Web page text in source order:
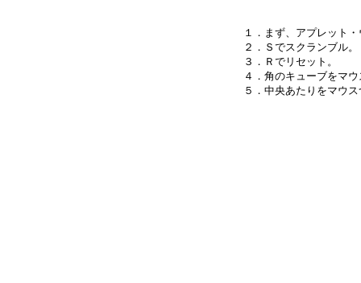
１．まず、アプレット
２．Ｓでスクランブル。
３．Ｒでリセット。
４．角のキューブをマ